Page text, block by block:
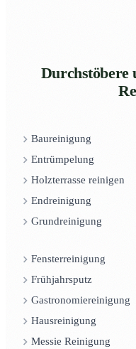
Durchstöbere
Baureinigung
Entrümpelung
Holzterrasse reinigen
Endreinigung
Grundreinigung
Fensterreinigung
Frühjahrsputz
Gastronomiereinigung
Hausreinigung
Messie Reinigung